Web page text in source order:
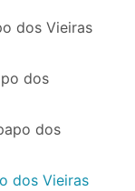
dos Vieiras
dos
dos
dos Vieiras